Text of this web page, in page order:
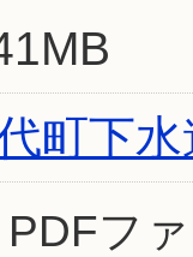
町下
PDFフ